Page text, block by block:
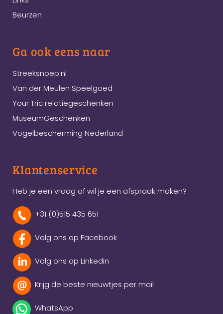
Beurzen
Ga ook eens naar
Streeksnoep.nl
Van der Meulen Speelgoed
Your Tric relatiegeschenken
MuseumGeschenken
Vogelbescherming Nederland
Klantenservice
Heb je een vraag of wil je een afspraak maken?
+31 (0)515 435 651
Volg ons op Facebook
Volg ons op Linkedin
Krijg de beste nieuwtjes per mail
WhatsApp